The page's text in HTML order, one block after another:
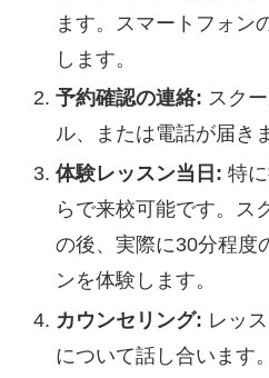
ます。スマートフォン
します。
予約確認の連絡: スク
ル、または電話が届き
体験レッスン当日: 特
らで来校可能です。ス
の後、実際に30分程度
ンを体験します。
カウンセリング: レッ
について話し合います